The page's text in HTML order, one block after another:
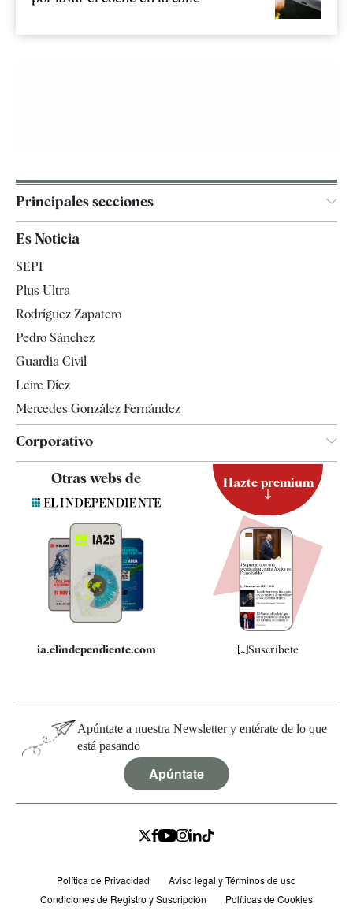
Principales secciones
Televisión
Es Noticia
SEPI
Plus Ultra
Rodríguez Zapatero
Pedro Sánchez
Guardia Civil
Leire Díez
Mercedes González Fernández
Corporativo
Quiénes somos
Especificaciones
Otras webs de
ia.elindependiente.com
Hazte premium
Suscríbete
Apúntate a nuestra Newsletter y entérate de lo que
está pasando
Apúntate
Política de Privacidad
Aviso legal y Términos de uso
Condiciones de Registro y Suscripción
Políticas de Cookies